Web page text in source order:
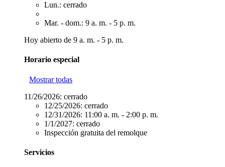
Lun.: cerrado
Mar. - dom.: 9 a. m. - 5 p. m.
Hoy abierto de 9 a. m. - 5 p. m.
Horario especial
Mostrar todas
11/26/2026: cerrado
12/25/2026: cerrado
12/31/2026: 11:00 a. m. - 2:00 p. m.
1/1/2027: cerrado
Inspección gratuita del remolque
Servicios